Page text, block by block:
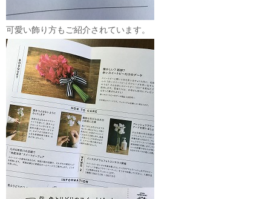
可愛い飾り方もご紹介されています。